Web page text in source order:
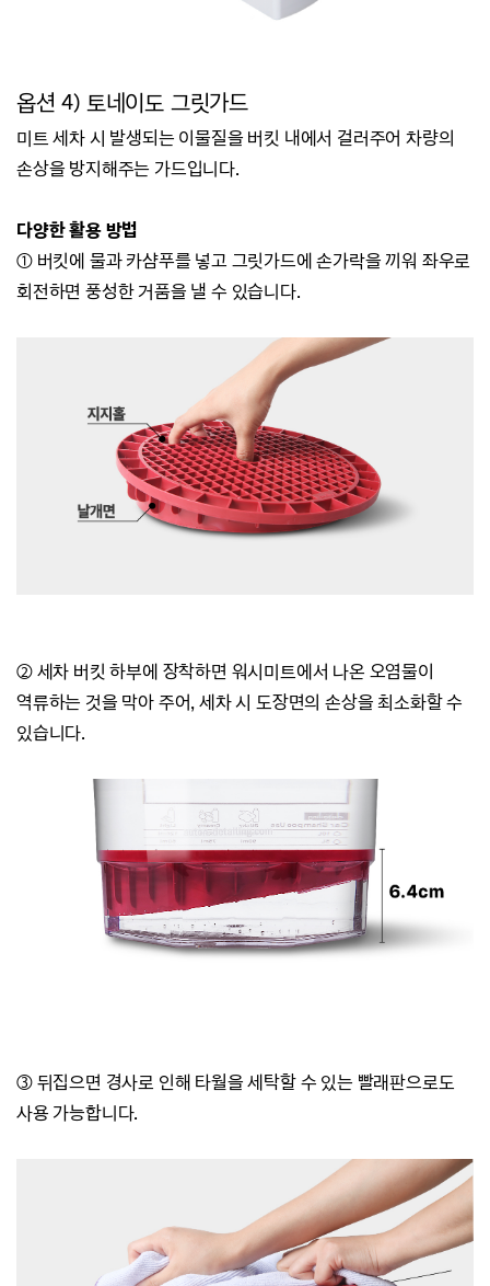
옵션 4) 토네이도 그릿가드
미트 세차 시 발생되는 이물질을 버킷 내에서 걸러주어 차량의
손상을 방지해주는 가드입니다.
다양한 활용 방법
① 버킷에 물과 카샴푸를 넣고 그릿가드에 손가락을 끼워 좌우로
회전하면 풍성한 거품을 낼 수 있습니다.
② 세차 버킷 하부에 장착하면 워시미트에서 나온 오염물이
역류하는 것을 막아 주어, 세차 시 도장면의 손상을 최소화할 수
있습니다.
③ 뒤집으면 경사로 인해 타월을 세탁할 수 있는 빨래판으로도
사용 가능합니다.